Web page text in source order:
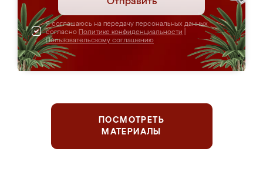
Я соглашаюсь на передачу персональных данных
согласно Политике конфиденциальности
Пользовательскому соглашению
ПОСМОТРЕТЬ
МАТЕРИАЛЫ